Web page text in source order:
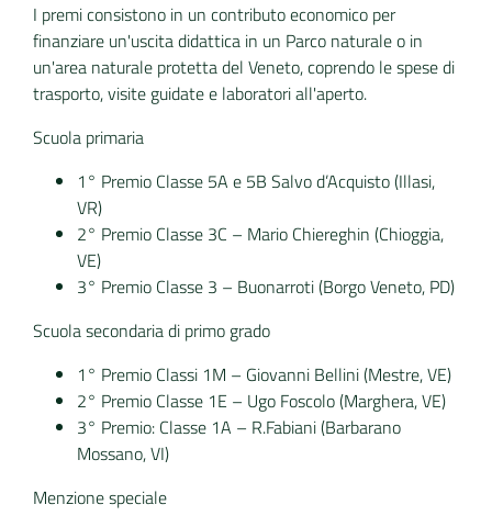
I premi consistono in un contributo economico per
finanziare un'uscita didattica in un Parco naturale o in
un'area naturale protetta del Veneto, coprendo le spese di
trasporto, visite guidate e laboratori all'aperto.
Scuola primaria
1° Premio Classe 5A e 5B Salvo d’Acquisto (Illasi,
VR)
2° Premio Classe 3C – Mario Chiereghin (Chioggia,
VE)
3° Premio Classe 3 – Buonarroti (Borgo Veneto, PD)
Scuola secondaria di primo grado
1° Premio Classi 1M – Giovanni Bellini (Mestre, VE)
2° Premio Classe 1E – Ugo Foscolo (Marghera, VE)
3° Premio: Classe 1A – R.Fabiani (Barbarano
Mossano, VI)
Menzione speciale